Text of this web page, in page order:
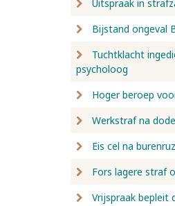
Uitspraak in
Bijstand ongeval
Tuchtklacht
psycholoog
Hoger beroep
Werkstraf na
Eis cel na
Fors lagere straf
Vrijspraak bepleit